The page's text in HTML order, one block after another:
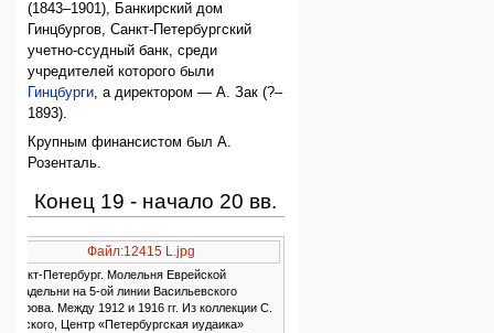
(1843–1901), Банкирский дом
Гинцбургов, Санкт-Петербургский
учетно-ссудный банк, среди
учредителей которого были
Гинцбурги, а директором — А. Зак (?–
1893).
Крупным финансистом был А.
Розенталь.
Конец 19 - начало 20 вв.
Файл:12415 L.jpg
Санкт-Петербург. Молельня Еврейской
богадельни на 5-ой линии Васильевского
острова. Между 1912 и 1916 гг. Из коллекции С.
Ан-ского, Центр «Петербургская иудаика»
Палестинофильство,
сионизм